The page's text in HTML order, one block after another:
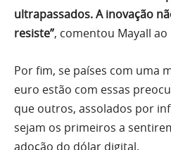
ultrapassados. A inovação
resiste”, comentou Mayall ao
Por fim, se países com uma
euro estão com essas
que outros, assolados por
sejam os primeiros a
adoção do dólar digital.